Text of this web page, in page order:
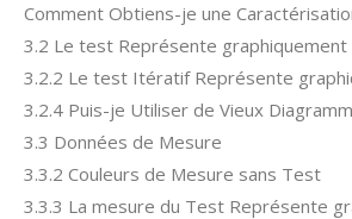
Comment Obtiens-je une
3.2 Le test Représente graphiquement
3.2.2 Le test Itératif Représente
3.2.4 Puis-je Utiliser de Vieux
3.3 Données de Mesure
3.3.2 Couleurs de Mesure sans Test
3.3.3 La mesure du Test Représente